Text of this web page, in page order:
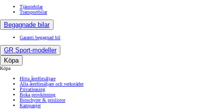
Tjänstebilar
Transportbilar
Begagnade bilar
Garanti begagnad bil
GR Sport-modeller
Köpa
Köpa
Hitta återförsäljare
Alla återförsäljare och verkstäder
Privatleasing
Boka provkörning
Broschyrer & prislistor
Kampanjer